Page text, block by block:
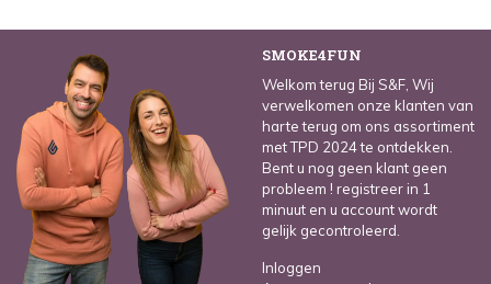
SMOKE4FUN
Welkom terug Bij S&F, Wij
verwelkomen onze klanten van
harte terug om ons assortiment
met TPD 2024 te ontdekken.
Bent u nog geen klant geen
probleem ! registreer in 1
minuut en u account wordt
gelijk gecontroleerd.
Inloggen